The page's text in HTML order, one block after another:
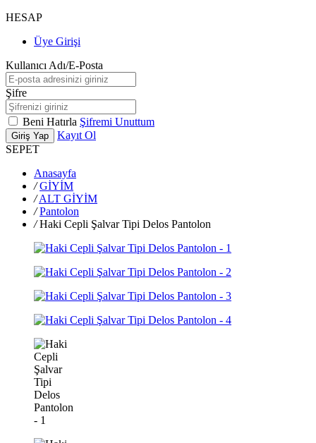
HESAP
Üye Girişi
Kullanıcı Adı/E-Posta
Şifre
Beni Hatırla Şifremi Unuttum
Giriş Yap
Kayıt Ol
SEPET
Anasayfa
/ GİYİM
/ ALT GİYİM
/ Pantolon
/ Haki Cepli Şalvar Tipi Delos Pantolon